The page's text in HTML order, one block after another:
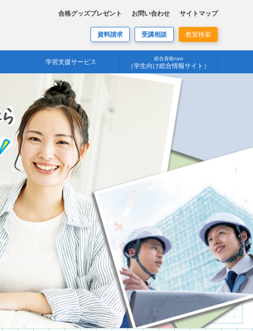
合格グッズプレゼント お問い合わせ サイトマップ
資料請求 受講相談 教室検索
学習支援サービス 総合資格navi
（学生向け総合情報サイト）